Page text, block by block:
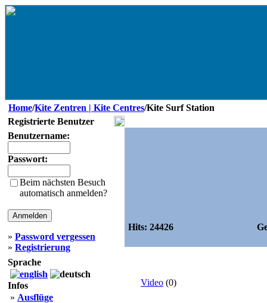
Home/Kite Zentren | Kite Centres/Kite Surf Station
Registrierte Benutzer
Benutzername:
Passwort:
Beim nächsten Besuch
automatisch anmelden?
» Password vergessen
» Registrierung
Sprache
Infos
» Ausflüge
Hits: 24426
Video (0)